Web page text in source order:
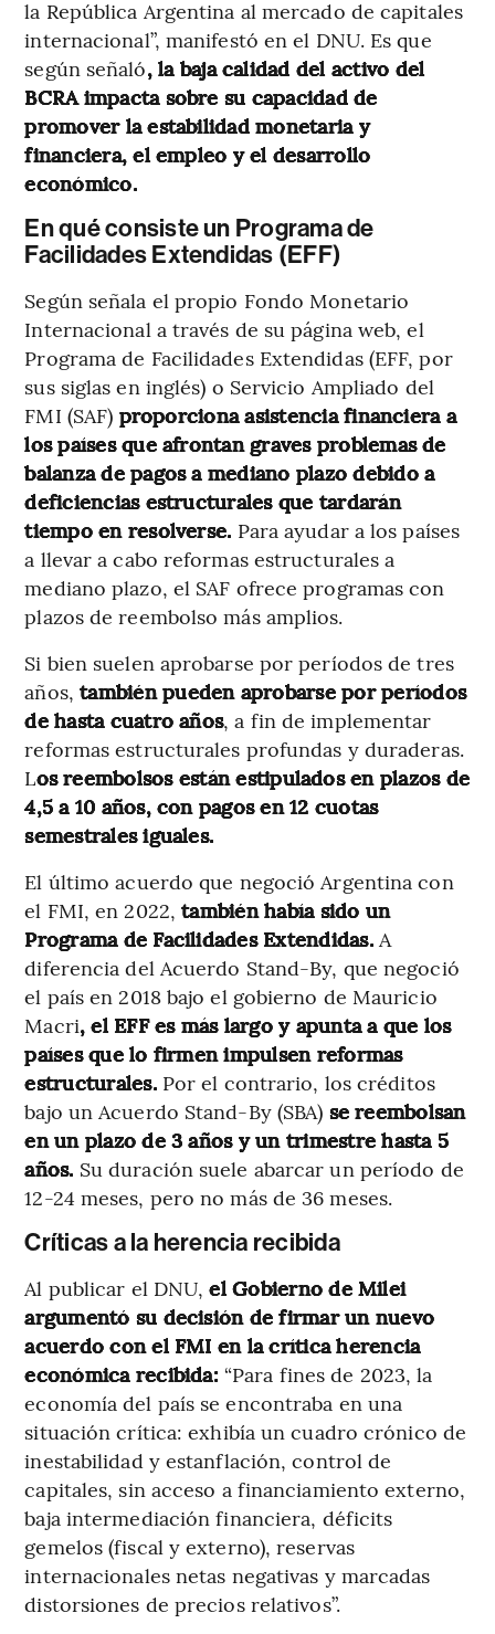
la República Argentina al mercado de capitales
internacional”, manifestó en el DNU. Es que
según señaló, la baja calidad del activo del
BCRA impacta sobre su capacidad de
promover la estabilidad monetaria y
financiera, el empleo y el desarrollo
económico.
En qué consiste un Programa de
Facilidades Extendidas (EFF)
Según señala el propio Fondo Monetario
Internacional a través de su página web, el
Programa de Facilidades Extendidas (EFF, por
sus siglas en inglés) o Servicio Ampliado del
FMI (SAF) proporciona asistencia financiera a
los países que afrontan graves problemas de
balanza de pagos a mediano plazo debido a
deficiencias estructurales que tardarán
tiempo en resolverse. Para ayudar a los países
a llevar a cabo reformas estructurales a
mediano plazo, el SAF ofrece programas con
plazos de reembolso más amplios.
Si bien suelen aprobarse por períodos de tres
años, también pueden aprobarse por períodos
de hasta cuatro años, a fin de implementar
reformas estructurales profundas y duraderas.
Los reembolsos están estipulados en plazos de
4,5 a 10 años, con pagos en 12 cuotas
semestrales iguales.
El último acuerdo que negoció Argentina con
el FMI, en 2022, también había sido un
Programa de Facilidades Extendidas.A
diferencia del Acuerdo Stand-By, que negoció
el país en 2018 bajo el gobierno de Mauricio
Macri, el EFF es más largo y apunta a que los
países que lo firmen impulsen reformas
estructurales.Por el contrario, los créditos
bajo un Acuerdo Stand-By (SBA) se reembolsan
en un plazo de 3 años y un trimestre hasta 5
años. Su duración suele abarcar un período de
12-24 meses, pero no más de 36 meses.
Críticas a la herencia recibida
Al publicar el DNU,el Gobierno de Milei
argumentó su decisión de firmar un nuevo
acuerdo con el FMI en la crítica herencia
económica recibida: “Para fines de 2023, la
economía del país se encontraba en una
situación crítica: exhibía un cuadro crónico de
inestabilidad y estanflación, control de
capitales, sin acceso a financiamiento externo,
baja intermediación financiera, déficits
gemelos (fiscal y externo), reservas
internacionales netas negativas y marcadas
distorsiones de precios relativos”.